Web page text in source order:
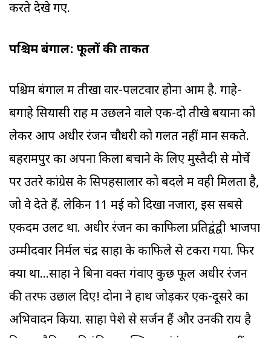
करते देखे गए.
पश्चिम बंगाल: फूलों की ताकत
पश्चिम बंगाल में तीखा वार-पलटवार होना आम है. गाहे-
बगाहे सियासी राह में उछलने वाले एक-दो तीखे बयानों को
लेकर आप अधीर रंजन चौधरी को गलत नहीं मान सकते.
बहरामपुर का अपना किला बचाने के लिए मुस्तैदी से मोर्चे
पर उतरे कांग्रेस के सिपहसालार को बदले में वही मिलता है,
जो वे देते हैं. लेकिन 11 मई को दिखा नजारा, इस सबसे
एकदम उलट था. अधीर रंजन का काफिला प्रतिद्वंद्वी भाजपा
उम्मीदवार निर्मल चंद्र साहा के काफिले से टकरा गया. फिर
क्या था...साहा ने बिना वक्त गंवाए कुछ फूल अधीर रंजन
की तरफ उछाल दिए! दोनों ने हाथ जोड़कर एक-दूसरे का
अभिवादन किया. साहा पेशे से सर्जन हैं और उनकी राय है